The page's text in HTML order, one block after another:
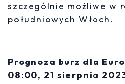
szczególnie możliwe w
południowych Włoch.
Prognoza burz dla
08:00, 21 sierpnia